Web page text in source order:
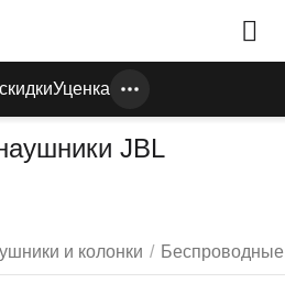
Уценка
JBL
и колонки /